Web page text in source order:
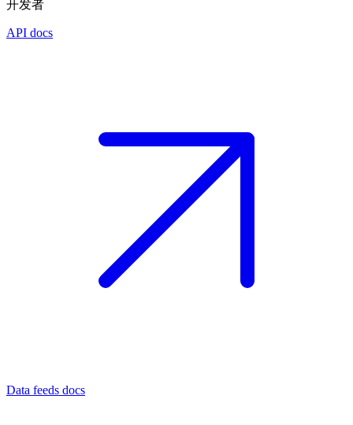
开发者
API docs
Data feeds docs